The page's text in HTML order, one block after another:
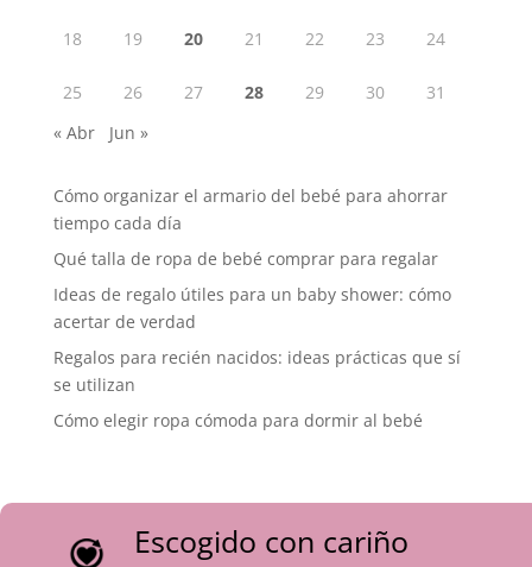
18 19 20 21 22 23 24
25 26 27 28 29 30
31
« Abr
Jun »
Cómo organizar el armario del bebé para ahorrar
tiempo cada día
Qué talla de ropa de bebé comprar para regalar
Ideas de regalo útiles para un baby shower: cómo
acertar de verdad
Regalos para recién nacidos: ideas prácticas que sí
se utilizan
Cómo elegir ropa cómoda para dormir al bebé
Escogido con cariño